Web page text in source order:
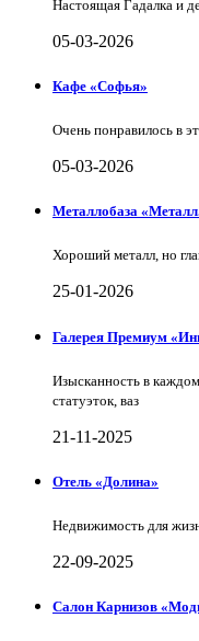
Настоящая Гадалка и
05-03-2026
Кафе «Софья»
Очень понравилось в
05-03-2026
Металлобаза
Хороший металл, но
25-01-2026
Галерея Премиум
Изысканность в каждом
статуэток, ваз
21-11-2025
Отель «Долина»
Недвижимость для
22-09-2025
Салон Карнизов